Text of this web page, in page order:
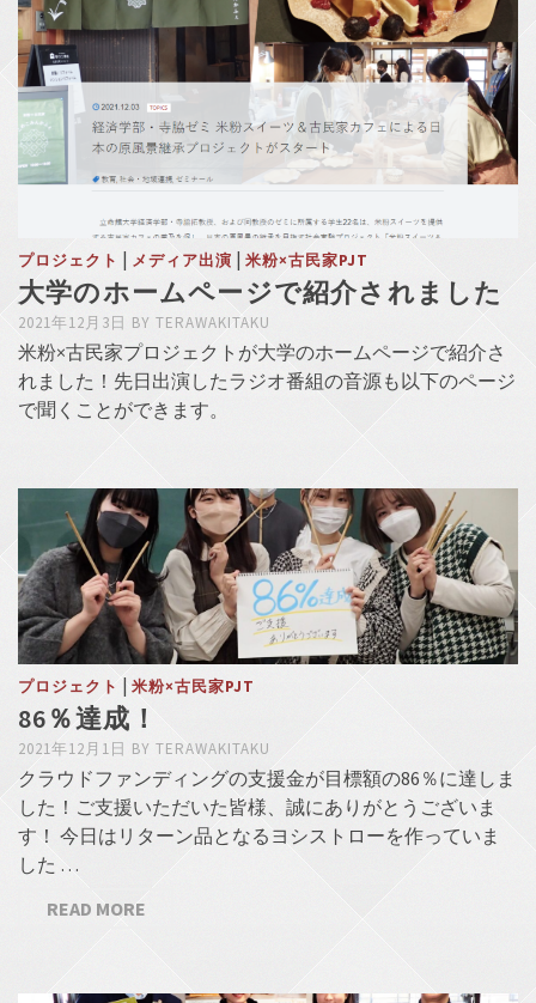
プロジェクト | メディア出演 | 米粉×古民家PJT
大学のホームページで紹介されました
2021年12月3日 BY TERAWAKITAKU
米粉×古民家プロジェクトが大学のホームページで紹介さ
れました！先日出演したラジオ番組の音源も以下のページ
で聞くことができます。
プロジェクト | 米粉×古民家PJT
86％達成！
2021年12月1日 BY TERAWAKITAKU
クラウドファンディングの支援金が目標額の86％に達しま
した！ご支援いただいた皆様、誠にありがとうございま
す！ 今日はリターン品となるヨシストローを作っていま
した …
READ MORE